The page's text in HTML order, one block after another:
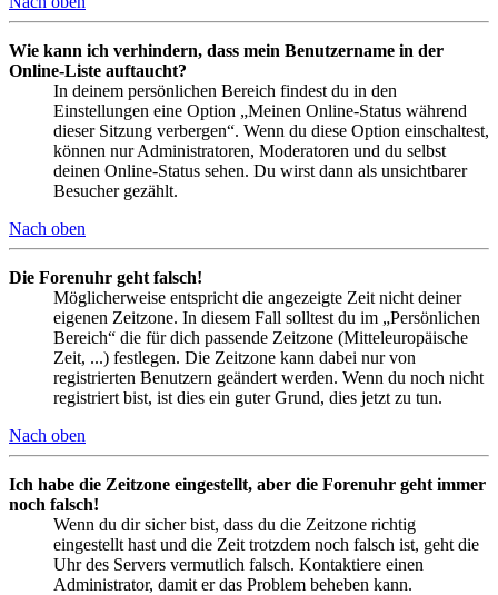
Wie kann ich verhindern, dass mein Benutzername in der
Online-Liste auftaucht?
In deinem persönlichen Bereich findest du in den
Einstellungen eine Option „Meinen Online-Status während
dieser Sitzung verbergen“. Wenn du diese Option einschaltest,
können nur Administratoren, Moderatoren und du selbst
deinen Online-Status sehen. Du wirst dann als unsichtbarer
Besucher gezählt.
Nach oben
Die Forenuhr geht falsch!
Möglicherweise entspricht die angezeigte Zeit nicht deiner
eigenen Zeitzone. In diesem Fall solltest du im „Persönlichen
Bereich“ die für dich passende Zeitzone (Mitteleuropäische
Zeit, ...) festlegen. Die Zeitzone kann dabei nur von
registrierten Benutzern geändert werden. Wenn du noch nicht
registriert bist, ist dies ein guter Grund, dies jetzt zu tun.
Nach oben
Ich habe die Zeitzone eingestellt, aber die Forenuhr geht immer
noch falsch!
Wenn du dir sicher bist, dass du die Zeitzone richtig
eingestellt hast und die Zeit trotzdem noch falsch ist, geht die
Uhr des Servers vermutlich falsch. Kontaktiere einen
Administrator, damit er das Problem beheben kann.